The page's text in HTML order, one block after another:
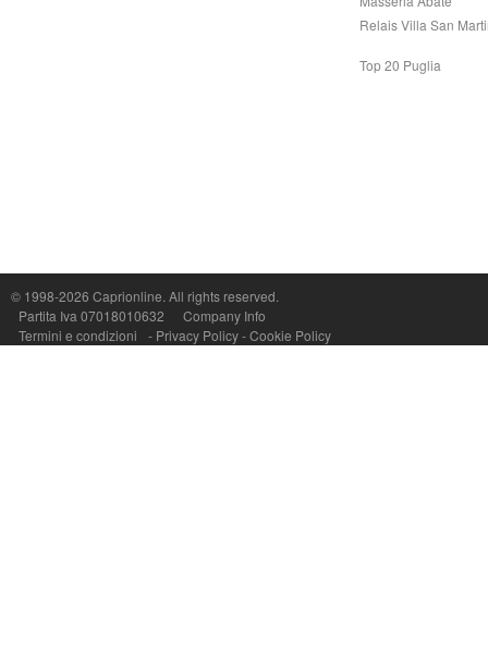
Relais Villa San
Top 20 Puglia
© 1998-2026 Caprionline. All rights reserved.
Partita Iva 07018010632
Company Info
Termini e condizioni
- Privacy Policy-Cookie Policy
P.Iva, C.F. e n.Reg.Imprese Napoli: 07018010632 - Rea n.557643